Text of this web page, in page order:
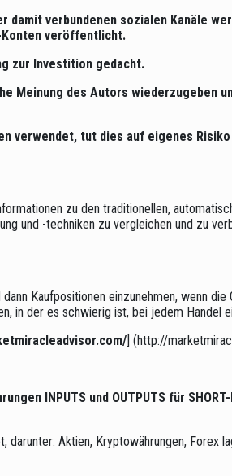
verbundenen sozialen Kanäle
Konten veröffentlicht.
zur Investition gedacht.
Meinung des Autors wiederzugeben
verwendet, tut dies auf eigenes
zu den traditionellen,
und -techniken zu vergleichen und zu
Kaufpositionen einzunehmen, wenn
in der es schwierig ist, bei jedem Handel
] (http://
INPUTS und OUTPUTS für
Aktien, Kryptowährungen, Forex